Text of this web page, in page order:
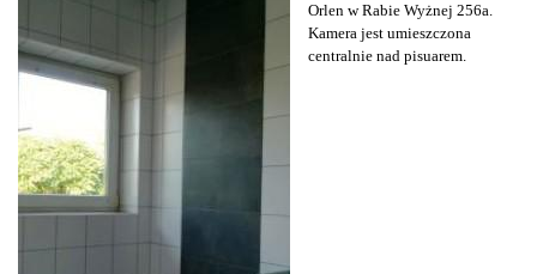
Orlen w Rabie Wyżnej 256a.
Kamera jest umieszczona
centralnie nad pisuarem.